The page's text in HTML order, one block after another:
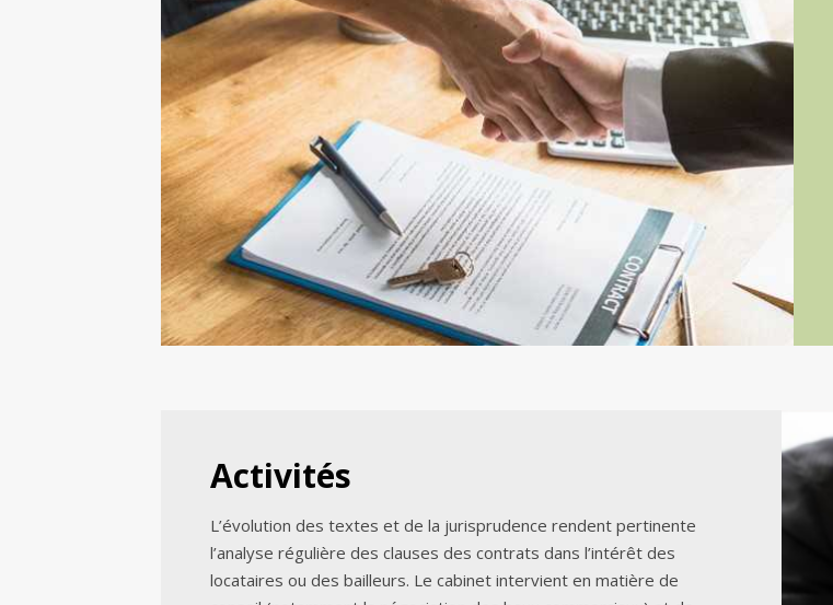
Activités
L’évolution des textes et de la jurisprudence rendent pertinente
l’analyse régulière des clauses des contrats dans l’intérêt des
locataires ou des bailleurs. Le cabinet intervient en matière de